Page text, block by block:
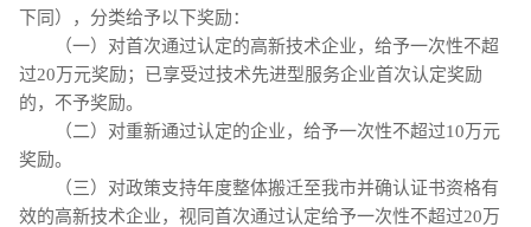
下同），分类给予以下奖励：
（一）对首次通过认定的高新技术企业，给予一次性不超
过20万元奖励；已享受过技术先进型服务企业首次认定奖励
的，不予奖励。
（二）对重新通过认定的企业，给予一次性不超过10万元
奖励。
（三）对政策支持年度整体搬迁至我市并确认证书资格有
效的高新技术企业，视同首次通过认定给予一次性不超过20万